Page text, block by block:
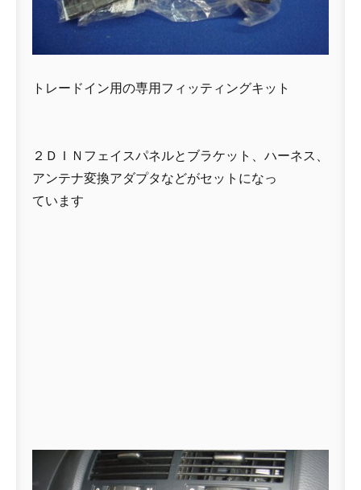
トレードイン用の専用フィッティングキット
２ＤＩＮフェイスパネルとブラケット、ハーネス、
アンテナ変換アダプタなどがセットになっ
ています